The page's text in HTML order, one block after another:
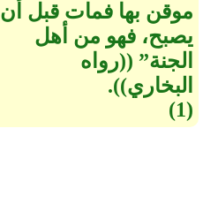
موقن بها فمات قبل أن
يصبح، فهو من أهل
الجنة” ‏(‏‏(‏رواه
البخاري‏)‏‏)‏‏.‏
(1)